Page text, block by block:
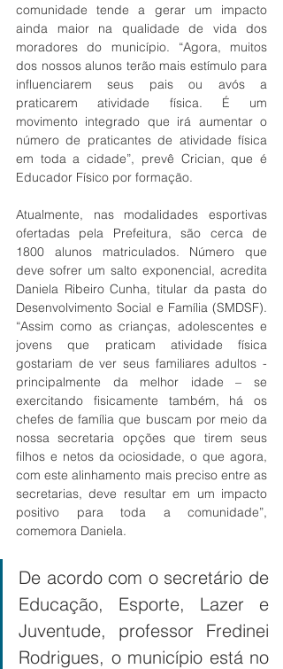
comunidade tende a gerar um impacto
ainda maior na qualidade de vida dos
moradores do município. “Agora, muitos
dos nossos alunos terão mais estímulo para
influenciarem seus pais ou avós a
praticarem atividade física. É um
movimento integrado que irá aumentar o
número de praticantes de atividade física
em toda a cidade”, prevê Crician, que é
Educador Físico por formação.
Atualmente, nas modalidades esportivas
ofertadas pela Prefeitura, são cerca de
1800 alunos matriculados. Número que
deve sofrer um salto exponencial, acredita
Daniela Ribeiro Cunha, titular da pasta do
Desenvolvimento Social e Família (SMDSF).
“Assim como as crianças, adolescentes e
jovens que praticam atividade física
gostariam de ver seus familiares adultos -
principalmente da melhor idade – se
exercitando fisicamente também, há os
chefes de família que buscam por meio da
nossa secretaria opções que tirem seus
filhos e netos da ociosidade, o que agora,
com este alinhamento mais preciso entre as
secretarias, deve resultar em um impacto
positivo para toda a comunidade”,
comemora Daniela.
De acordo com o secretário de
Educação, Esporte, Lazer e
Juventude, professor Fredinei
Rodrigues, o município está no